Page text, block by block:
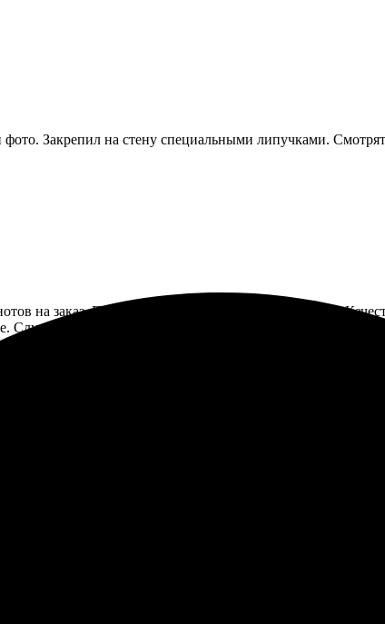
Закрепил на стену специальными липучками.
на заказ. Процесс оказался простым и понятным.
Служба поддержки быстро ответила на все вопросы.
помогли мне создать изумительные блокноты на заказ.
и стиль, и через несколько минут увидела
полиграфией, которые приятно держать в руках.